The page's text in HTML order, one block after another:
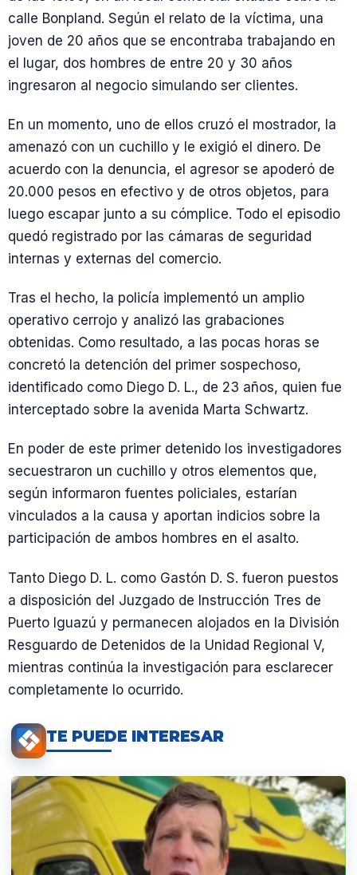
calle Bonpland. Según el relato de la víctima, una
joven de 20 años que se encontraba trabajando en
el lugar, dos hombres de entre 20 y 30 años
ingresaron al negocio simulando ser clientes.
En un momento, uno de ellos cruzó el mostrador, la
amenazó con un cuchillo y le exigió el dinero. De
acuerdo con la denuncia, el agresor se apoderó de
20.000 pesos en efectivo y de otros objetos, para
luego escapar junto a su cómplice. Todo el episodio
quedó registrado por las cámaras de seguridad
internas y externas del comercio.
Tras el hecho, la policía implementó un amplio
operativo cerrojo y analizó las grabaciones
obtenidas. Como resultado, a las pocas horas se
concretó la detención del primer sospechoso,
identificado como Diego D. L., de 23 años, quien fue
interceptado sobre la avenida Marta Schwartz.
En poder de este primer detenido los investigadores
secuestraron un cuchillo y otros elementos que,
según informaron fuentes policiales, estarían
vinculados a la causa y aportan indicios sobre la
participación de ambos hombres en el asalto.
Tanto Diego D. L. como Gastón D. S. fueron puestos
a disposición del Juzgado de Instrucción Tres de
Puerto Iguazú y permanecen alojados en la División
Resguardo de Detenidos de la Unidad Regional V,
mientras continúa la investigación para esclarecer
completamente lo ocurrido.
TE PUEDE INTERESAR